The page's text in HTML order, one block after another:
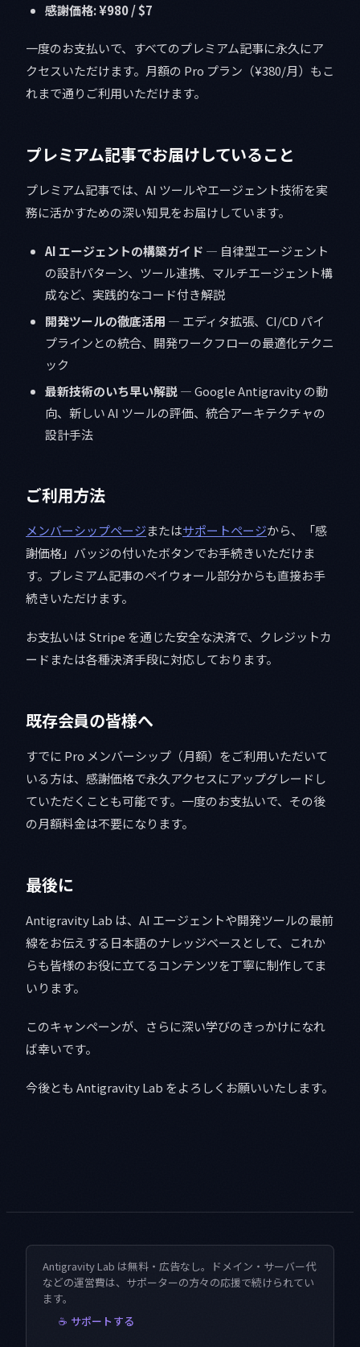
感謝価格: ¥980 / $7
一度のお支払いで、すべてのプレミアム記事に永久にア
クセスいただけます。月額の Pro プラン（¥380/月）もこ
れまで通りご利用いただけます。
プレミアム記事でお届けしていること
プレミアム記事では、AI ツールやエージェント技術を実
務に活かすための深い知見をお届けしています。
AI エージェントの構築ガイド — 自律型エージェント
の設計パターン、ツール連携、マルチエージェント構
成など、実践的なコード付き解説
開発ツールの徹底活用 — エディタ拡張、CI/CD パイ
プラインとの統合、開発ワークフローの最適化テクニ
ック
最新技術のいち早い解説— Google Antigravity の動
向、新しい AI ツールの評価、統合アーキテクチャの
設計手法
ご利用方法
メンバーシップページまたはサポートページから、「感
謝価格」バッジの付いたボタンでお手続きいただけま
す。プレミアム記事のペイウォール部分からも直接お手
続きいただけます。
お支払いは Stripe を通じた安全な決済で、クレジットカ
ードまたは各種決済手段に対応しております。
既存会員の皆様へ
すでに Pro メンバーシップ（月額）をご利用いただいて
いる方は、感謝価格で永久アクセスにアップグレードし
ていただくことも可能です。一度のお支払いで、その後
の月額料金は不要になります。
最後に
Antigravity Lab は、AI エージェントや開発ツールの最前
線をお伝えする日本語のナレッジベースとして、これか
らも皆様のお役に立てるコンテンツを丁寧に制作してま
いります。
このキャンペーンが、さらに深い学びのきっかけになれ
ば幸いです。
今後とも Antigravity Lab をよろしくお願いいたします。
Antigravity Lab は無料・広告なし。ドメイン・サーバー代
などの運営費は、サポーターの方々の応援で続けられてい
ます。
☕ サポートする